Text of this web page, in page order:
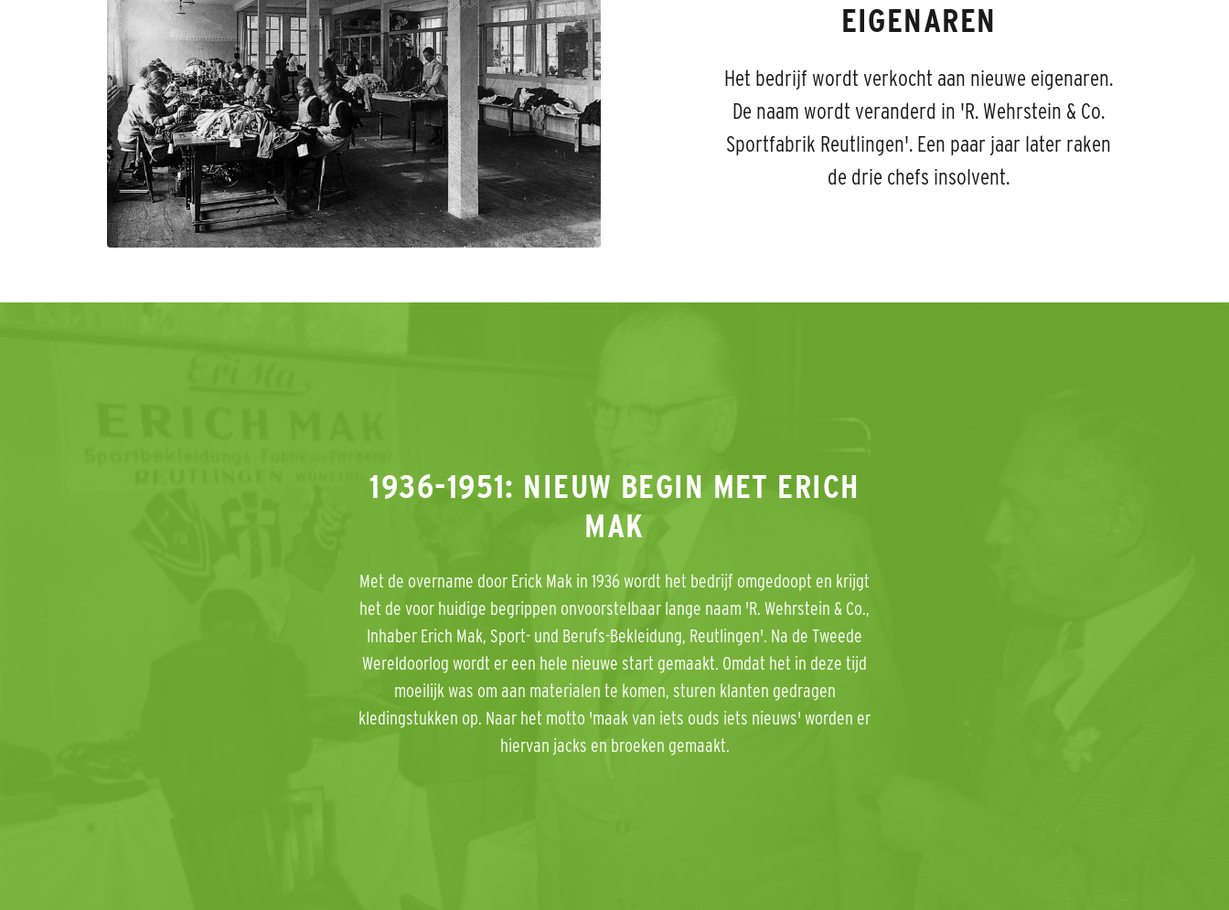
EIGENAREN
Het bedrijf wordt verkocht aan nieuwe eigenaren.
De naam wordt veranderd in 'R. Wehrstein & Co.
Sportfabrik Reutlingen'. Een paar jaar later raken
de drie chefs insolvent.
1936-1951: NIEUW BEGIN MET ERICH
MAK
Met de overname door Erick Mak in 1936 wordt het bedrijf omgedoopt en krijgt
het de voor huidige begrippen onvoorstelbaar lange naam 'R. Wehrstein & Co.,
Inhaber Erich Mak, Sport- und Berufs-Bekleidung, Reutlingen'. Na de Tweede
Wereldoorlog wordt er een hele nieuwe start gemaakt. Omdat het in deze tijd
moeilijk was om aan materialen te komen, sturen klanten gedragen
kledingstukken op. Naar het motto 'maak van iets ouds iets nieuws' worden er
hiervan jacks en broeken gemaakt.